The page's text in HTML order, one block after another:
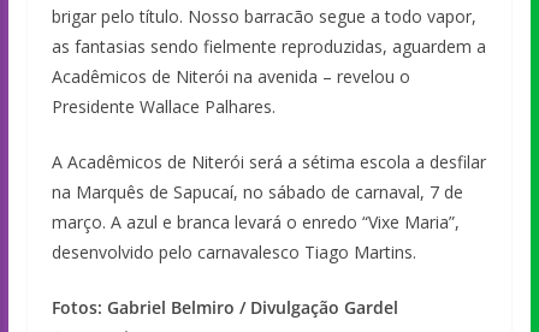
brigar pelo título. Nosso barracão segue a todo vapor,
as fantasias sendo fielmente reproduzidas, aguardem a
Acadêmicos de Niterói na avenida – revelou o
Presidente Wallace Palhares.
A Acadêmicos de Niterói será a sétima escola a desfilar
na Marquês de Sapucaí, no sábado de carnaval, 7 de
março. A azul e branca levará o enredo “Vixe Maria”,
desenvolvido pelo carnavalesco Tiago Martins.
Fotos: Gabriel Belmiro / Divulgação Gardel